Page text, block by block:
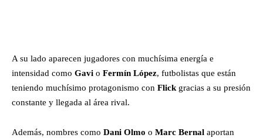
A su lado aparecen jugadores con muchísima energía e
intensidad como Gavi o Fermín López, futbolistas que están
teniendo muchísimo protagonismo con Flickgracias a su presión
constante y llegada al área rival.
Además, nombres como Dani Olmo o Marc Bernal aportan